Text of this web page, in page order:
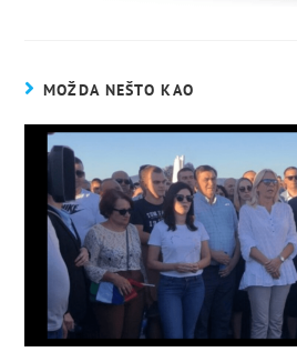
MOŽDA NEŠTO KAO